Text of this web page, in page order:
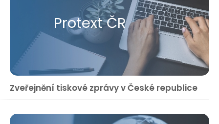
Protext ČR
Zveřejnění tiskové zprávy v České republice